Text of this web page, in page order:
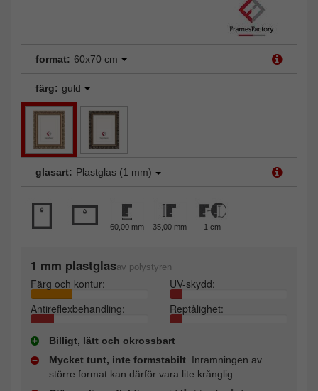
format: 60x70 cm
färg: guld
glasart: Plastglas (1 mm)
60,00 mm 35,00 mm 1 cm
1 mm plastglasav polystyren
Färg och kontur:
UV-skydd:
Antireflexbehandling:
Reptålighet:
Billigt, lätt och okrossbart
Mycket tunt, inte formstabilt. Inramningen av
större format kan därför vara lite krånglig.